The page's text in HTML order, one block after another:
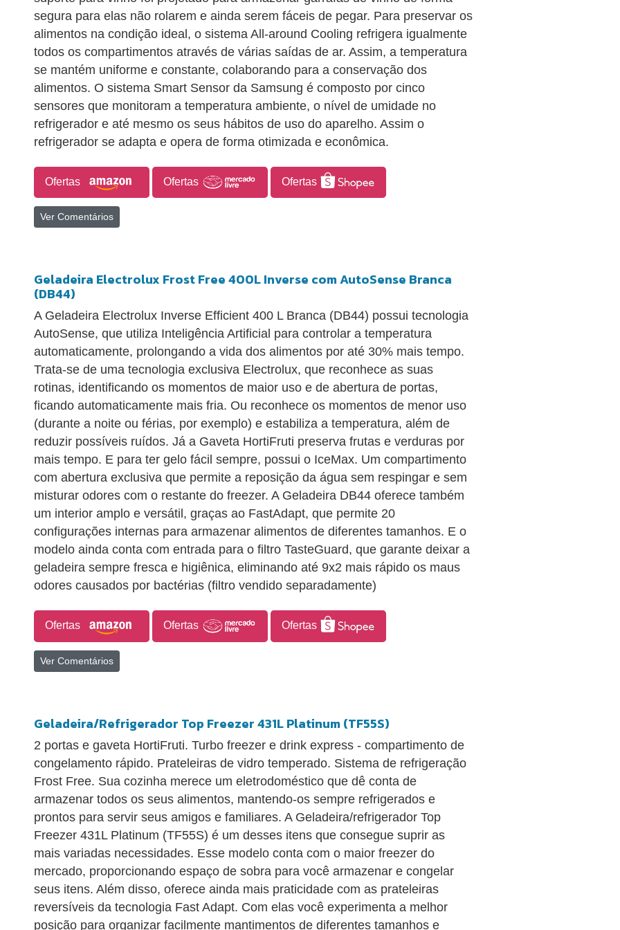
segura para elas não rolarem e ainda serem fáceis de pegar. Para preservar os
alimentos na condição ideal, o sistema All-around Cooling refrigera igualmente
todos os compartimentos através de várias saídas de ar. Assim, a temperatura
se mantém uniforme e constante, colaborando para a conservação dos
alimentos. O sistema Smart Sensor da Samsung é composto por cinco
sensores que monitoram a temperatura ambiente, o nível de umidade no
refrigerador e até mesmo os seus hábitos de uso do aparelho. Assim o
refrigerador se adapta e opera de forma otimizada e econômica.
Ofertas Ofertas Ofertas
Ver Comentários
Geladeira Electrolux Frost Free 400L Inverse com AutoSense Branca
(DB44)
A Geladeira Electrolux Inverse Efficient 400 L Branca (DB44) possui tecnologia
AutoSense, que utiliza Inteligência Artificial para controlar a temperatura
automaticamente, prolongando a vida dos alimentos por até 30% mais tempo.
Trata-se de uma tecnologia exclusiva Electrolux, que reconhece as suas
rotinas, identificando os momentos de maior uso e de abertura de portas,
ficando automaticamente mais fria. Ou reconhece os momentos de menor uso
(durante a noite ou férias, por exemplo) e estabiliza a temperatura, além de
reduzir possíveis ruídos. Já a Gaveta HortiFruti preserva frutas e verduras por
mais tempo. E para ter gelo fácil sempre, possui o IceMax. Um compartimento
com abertura exclusiva que permite a reposição da água sem respingar e sem
misturar odores com o restante do freezer. A Geladeira DB44 oferece também
um interior amplo e versátil, graças ao FastAdapt, que permite 20
configurações internas para armazenar alimentos de diferentes tamanhos. E o
modelo ainda conta com entrada para o filtro TasteGuard, que garante deixar a
geladeira sempre fresca e higiênica, eliminando até 9x2 mais rápido os maus
odores causados por bactérias (filtro vendido separadamente)
Ofertas Ofertas Ofertas
Ver Comentários
Geladeira/Refrigerador Top Freezer 431L Platinum (TF55S)
2 portas e gaveta HortiFruti. Turbo freezer e drink express - compartimento de
congelamento rápido. Prateleiras de vidro temperado. Sistema de refrigeração
Frost Free. Sua cozinha merece um eletrodoméstico que dê conta de
armazenar todos os seus alimentos, mantendo-os sempre refrigerados e
prontos para servir seus amigos e familiares. A Geladeira/refrigerador Top
Freezer 431L Platinum (TF55S) é um desses itens que consegue suprir as
mais variadas necessidades. Esse modelo conta com o maior freezer do
mercado, proporcionando espaço de sobra para você armazenar e congelar
seus itens. Além disso, oferece ainda mais praticidade com as prateleiras
reversíveis da tecnologia Fast Adapt. Com elas você experimenta a melhor
posição para organizar facilmente mantimentos de diferentes tamanhos e